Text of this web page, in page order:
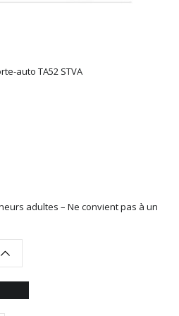
auto TA52 STVA
adultes – Ne convient pas à un